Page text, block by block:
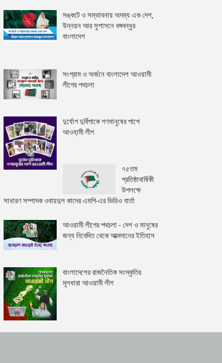
সঙ্কটে ও সম্ভাবনায় অদম্য এক দেশ,
উন্নয়ন আর সুশাসনে বঙ্গবন্ধুর
বাংলাদেশ
সংগ্রাম ও অর্জনে বাংলাদেশ আওয়ামী
লীগের পথচলা
দুর্যোগ দুর্বিপাকে গণমানুষের পাশে
আওযা়মী লীগ
৭৫তম
প্রতিষ্ঠাবার্ষিকী
উপলক্ষে
সাধারণ সম্পাদক ওবায়দুল কাদের এমপি-এর ভিডিও বার্তা
আওয়ামী লীগের পথচলা - দেশ ও মানুষের
জন্য নিবেদিত থেকে আত্মদানের ইতিহাস
বাংলাদেশের রাজনৈতিক সংস্কৃতির
মূলধারা আওয়ামী লীগ